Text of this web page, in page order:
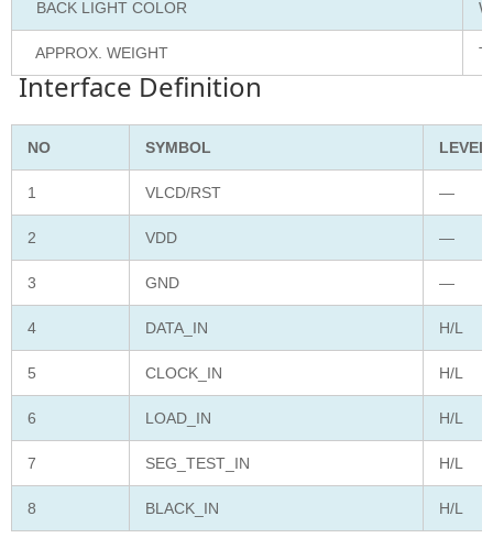
BACK LIGHT COLOR
APPROX. WEIGHT
Interface Definition
NO SYMBOL LEVEL
1 VLCD/RST —
2 VDD —
3 GND —
4 DATA_IN H/L
5 CLOCK_IN H/L
6 LOAD_IN H/L
7 SEG_TEST_IN H/L
8 BLACK_IN H/L